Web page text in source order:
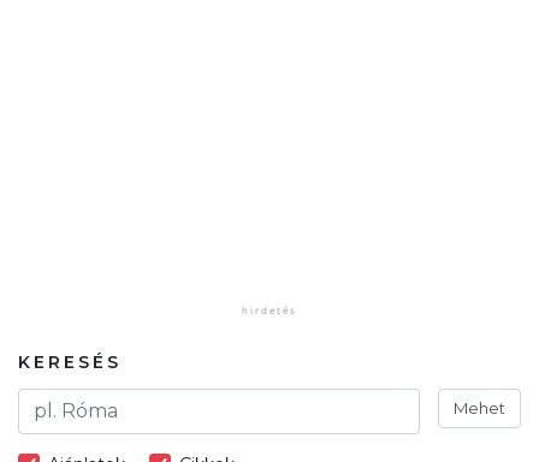
KERESÉS
Mehet